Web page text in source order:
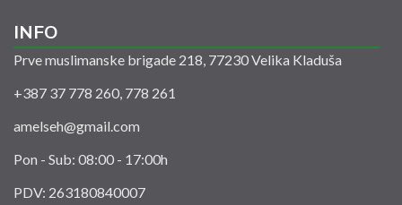
INFO
Prve muslimanske brigade 218, 77230 Velika Kladuša
+387 37 778 260, 778 261
amelseh@gmail.com
Pon - Sub: 08:00 - 17:00h
PDV: 263180840007